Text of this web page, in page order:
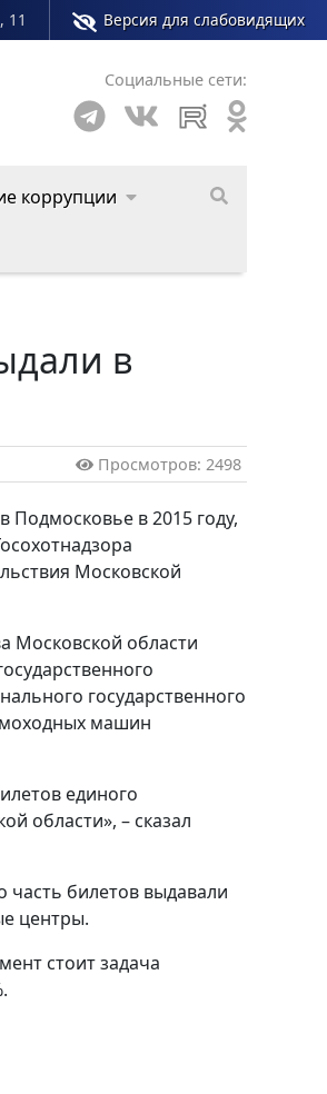
11 Версия для слабовидящих
центра Рузского
Социальные сети:
коррупции
в
Просмотров: 2498
Подмосковье в 2015 году,
Московской
Московской области
государственного
машин
единого
области», – сказал
часть билетов выдавали
центры.
стоит задача